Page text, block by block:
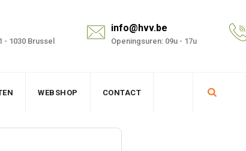
- 1030 Brussel
info@hvv.be
Openingsuren: 09u - 17u
WEBSHOP CONTACT